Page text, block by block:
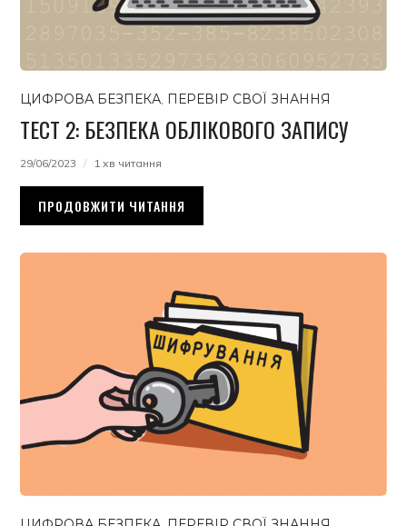
ЦИФРОВА БЕЗПЕКА, ПЕРЕВІР СВОЇ ЗНАННЯ
ТЕСТ 2: БЕЗПЕКА ОБЛІКОВОГО ЗАПИСУ
29/06/2023 1 хв читання
ПРОДОВЖИТИ ЧИТАННЯ